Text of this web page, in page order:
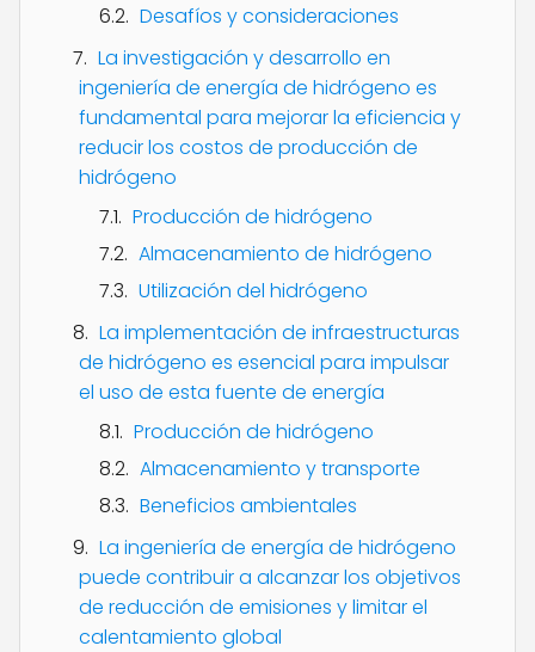
Desafíos y consideraciones
La investigación y desarrollo en
ingeniería de energía de hidrógeno es
fundamental para mejorar la eficiencia y
reducir los costos de producción de
hidrógeno
Producción de hidrógeno
Almacenamiento de hidrógeno
Utilización del hidrógeno
La implementación de infraestructuras
de hidrógeno es esencial para impulsar
el uso de esta fuente de energía
Producción de hidrógeno
Almacenamiento y transporte
Beneficios ambientales
La ingeniería de energía de hidrógeno
puede contribuir a alcanzar los objetivos
de reducción de emisiones y limitar el
calentamiento global